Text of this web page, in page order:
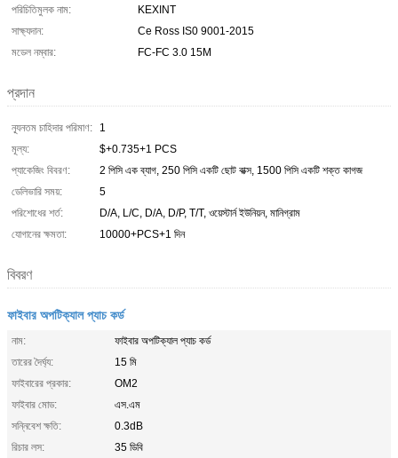
পরিচিতিমুলক নাম:
KEXINT
সাক্ষ্যদান:
Ce Ross IS0 9001-2015
মডেল নম্বার:
FC-FC 3.0 15M
প্রদান
ন্যূনতম চাহিদার পরিমাণ:
1
মূল্য:
$+0.735+1 PCS
প্যাকেজিং বিবরণ:
2 পিসি এক ব্যাগ, 250 পিসি একটি ছোট বাক্স, 1500 পিসি একটি শক্ত কাগজ
ডেলিভারি সময়:
5
পরিশোধের শর্ত:
D/A, L/C, D/A, D/P, T/T, ওয়েস্টার্ন ইউনিয়ন, মানিগ্রাম
যোগানের ক্ষমতা:
10000+PCS+1 দিন
বিবরণ
ফাইবার অপটিক্যাল প্যাচ কর্ড
নাম:
ফাইবার অপটিক্যাল প্যাচ কর্ড
তারের দৈর্ঘ্য:
15 মি
ফাইবারের প্রকার:
OM2
ফাইবার মোড:
এস.এম
সন্নিবেশ ক্ষতি:
0.3dB
রিচার লস:
35 ডিবি